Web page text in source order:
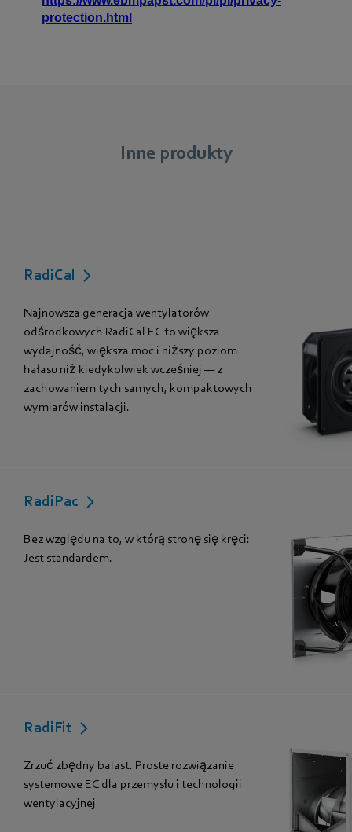
Inne produkty
RadiCal
Najnowsza generacja wentylatorów
odśrodkowych RadiCal EC to większa
wydajność, większa moc i niższy poziom
hałasu niż kiedykolwiek wcześniej — z
zachowaniem tych samych, kompaktowych
wymiarów instalacji.
RadiPac
Bez względu na to, w którą stronę się kręci:
Jest standardem.
RadiFit
Zrzuć zbędny balast. Proste rozwiązanie
systemowe EC dla przemysłu i technologii
wentylacyjnej